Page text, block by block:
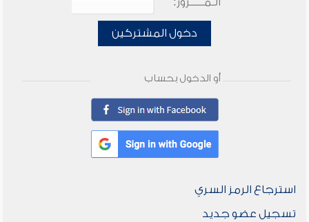
دخول المشتركين
أو الدخول بحساب
استرجاع الرمز السري
تسجيل عضو جديد